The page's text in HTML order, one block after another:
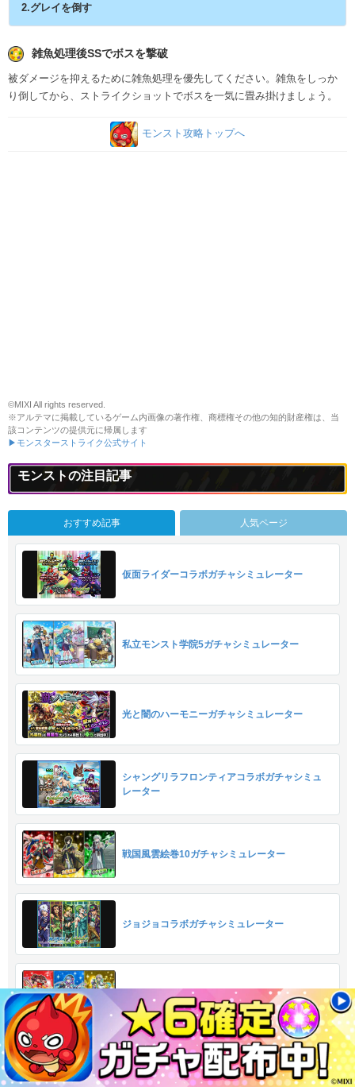
2.グレイを倒す
雑魚処理後SSでボスを撃破
被ダメージを抑えるために雑魚処理を優先してください。雑魚をしっか
り倒してから、ストライクショットでボスを一気に畳み掛けましょう。
モンスト攻略トップへ
©MIXI All rights reserved.
※アルテマに掲載しているゲーム内画像の著作権、商標権その他の知的財産権は、当
該コンテンツの提供元に帰属します
▶モンスターストライク公式サイト
モンストの注目記事
おすすめ記事 人気ページ
仮面ライダーコラボガチャシミュレーター
私立モンスト学院5ガチャシミュレーター
光と闇のハーモニーガチャシミュレーター
シャングリラフロンティアコラボガチャシミュ
レーター
戦国風雲絵巻10ガチャシミュレーター
ジョジョコラボガチャシミュレーター
サイエンスプリンセス3ガチャシミュレーター
ゲームでポイ活して課金代をゲット！